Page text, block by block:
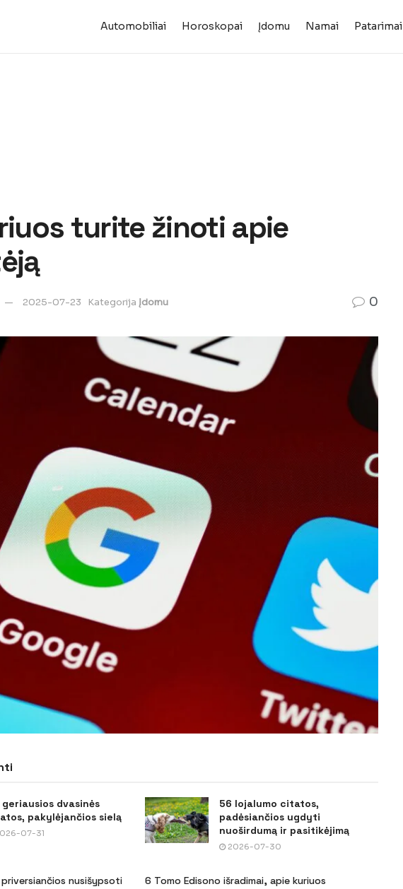
Automobiliai Horoskopai Įdomu Namai Patarimai
turite žinoti apie
2025-07-23 Kategorija Įdomu 0
dvasinės
pakylėjančios sielą
07-31
56 lojalumo citatos,
padėsiančios ugdyti
nuoširdumą ir pasitikėjimą
2026-07-30
nusišypsoti
6 Tomo Edisono išradimai, apie kuriuos